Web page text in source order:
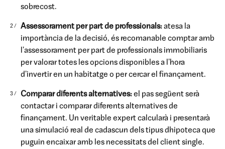
sobrecost.
Assessorament per part de professionals:atesa la
importància de la decisió, és recomanable comptar amb
l'assessorament per part de professionals immobiliaris
per valorar totes les opcions disponibles a l'hora
d'invertir en un habitatge o per cercar el finançament.
Comparar diferents alternatives:el pas següent serà
contactar i comparar diferents alternatives de
finançament. Un veritable expert calcularà i presentarà
una simulació real de cadascun dels tipus dhipoteca que
puguin encaixar amb les necessitats del client single.